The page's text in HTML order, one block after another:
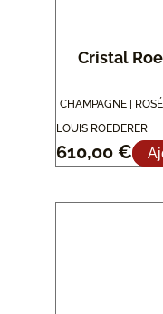
Cristal
CHAMPAGNE | ROSÉ
LOUIS ROEDERER
610,00 €